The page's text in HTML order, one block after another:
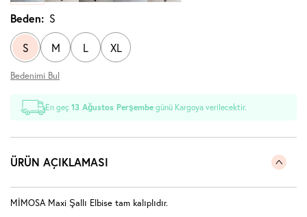
Beden: S
S M L XL
Bedenimi Bul
En geç13 Ağustos Perşembe günü Kargoya verilecektir.
ÜRÜN AÇIKLAMASI
MİMOSA Maxi Şallı Elbise tam kalıplıdır.